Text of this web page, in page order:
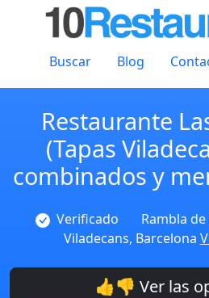
Buscar Blog
Restaurante
(Tapas
combinados y
Verificado
Rambla
Viladecans, Barcelona
👍👎 Ver las